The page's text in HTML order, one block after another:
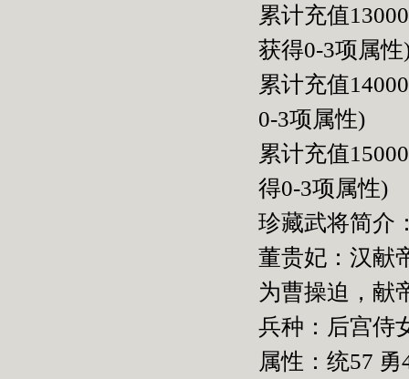
累计充值
获得0-3项属性
累计充值
0-3项属性)
累计充值
得0-3项属性)
珍藏武将简介
董贵妃：汉献
为曹操迫，献
兵种：后宫侍
属性：统57 勇